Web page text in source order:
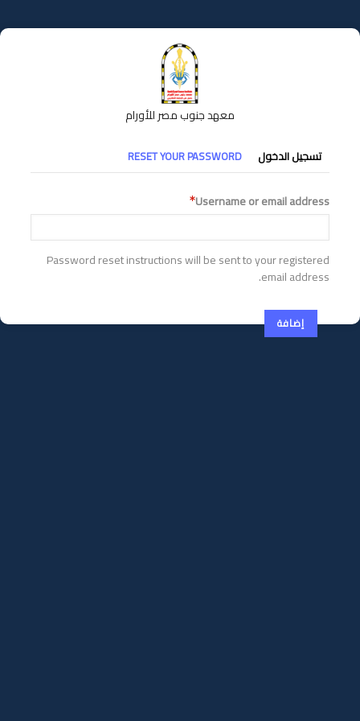
إلى
المحتوى
معهد جنوب مصر للأورام
التبويبات
الأساسية
تسجيل الدخول RESET YOUR PASSWORD
Username or email address
Password reset instructions will be sent to your registered
email address.